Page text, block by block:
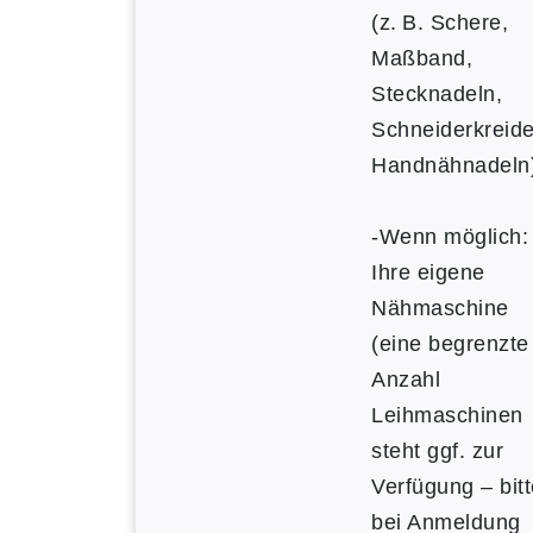
(z. B. Schere,
Maßband,
Stecknadeln,
-Wenn möglich:
Ihre eigene
Nähmaschine
(eine begrenzte
Anzahl
Leihmaschinen
steht ggf. zur
Verfügung –
bei Anmeldung